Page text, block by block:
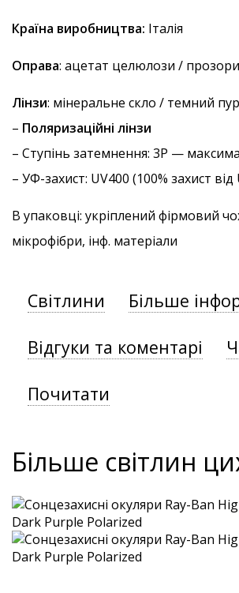
Країна виробництва: Італія
Оправа: ацетат целюлози /
Лінзи: мінеральне скло / темний
– Поляризаційні лінзи
– Ступінь затемнення: 3P —
– УФ-захист: UV400 (100% захист
В упаковці: укріплений фірмовий
мікрофібри, інф. матеріали
Світлини Більше
Відгуки та коментарі
Почитати
Більше світлин